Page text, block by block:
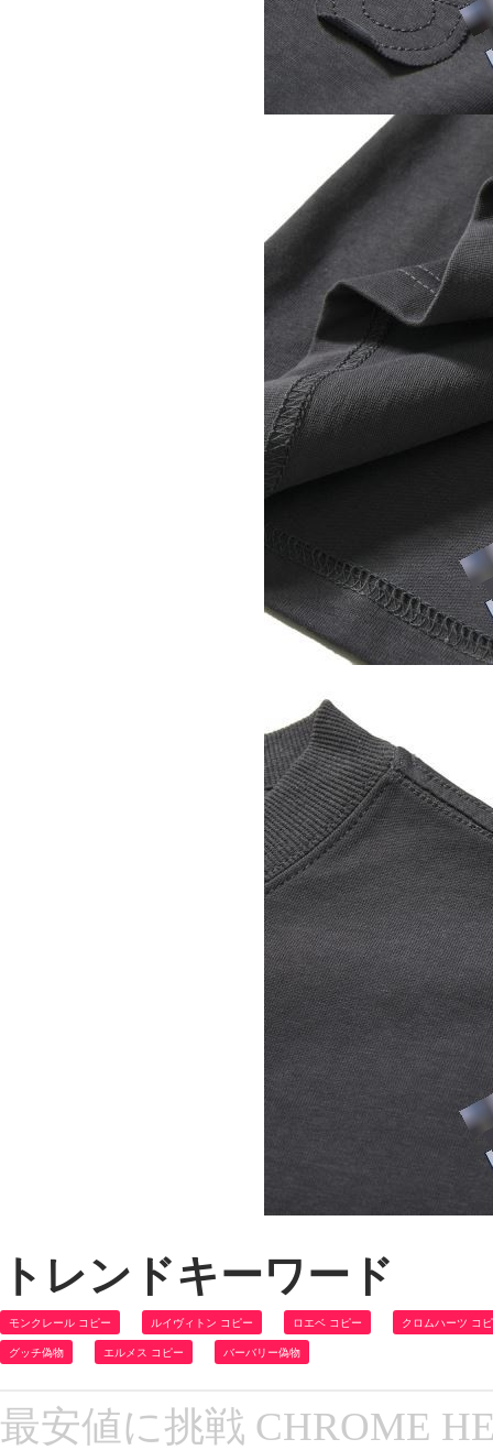
トレンドキーワード
モンクレール コピー ルイヴィトン コピー ロエベ コピー クロムハーツ コ
グッチ偽物 エルメス コピー バーバリー偽物
最安値に挑戦 CHROME